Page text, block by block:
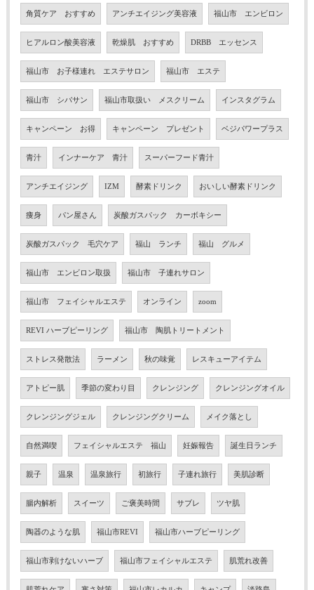
角質ケア おすすめ アンチエイジング美容液 福山市 エンビロン
ヒアルロン酸美容液 乾燥肌 おすすめ DRBB エッセンス
福山市 お子様連れ エステサロン 福山市 エステ
福山市 シバサン 福山市取扱い メスクリーム インスタグラム
キャンペーン お得 キャンペーン プレゼント ベジパワープラス
青汁 インナーケア 青汁 スーパーフード青汁
アンチエイジング IZM 酵素ドリンク おいしい酵素ドリンク
痩身 パン屋さん 炭酸ガスパック カーボキシー
炭酸ガスパック 毛穴ケア 福山 ランチ 福山 グルメ
福山市 エンビロン取扱 福山市 子連れサロン
福山市 フェイシャルエステ オンライン zoom
REVI ハーブピーリング 福山市 陶肌トリートメント
ストレス発散法 ラーメン 秋の味覚 レスキューアイテム
アトピー肌 季節の変わり目 クレンジング クレンジングオイル
クレンジングジェル クレンジングクリーム メイク落とし
自然満喫 フェイシャルエステ 福山 妊娠報告 誕生日ランチ
親子 温泉 温泉旅行 初旅行 子連れ旅行 美肌診断
腸内解析 スイーツ ご褒美時間 サブレ ツヤ肌
陶器のような肌 福山市REVI 福山市ハーブピーリング
福山市剥けないハーブ 福山市フェイシャルエステ 肌荒れ改善